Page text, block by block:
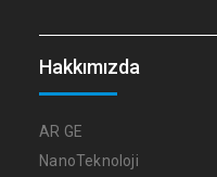
Hakkımızda
AR GE
NanoTeknoloji